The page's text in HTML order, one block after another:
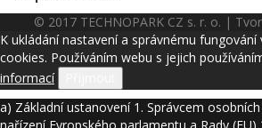
© 2017 TECHNOPARK CZ s. r. o. |
K ukládání nastavení a správnému
cookies. Používáním webu s jejich
informací
a) Základní ustanovení 1. Správcem